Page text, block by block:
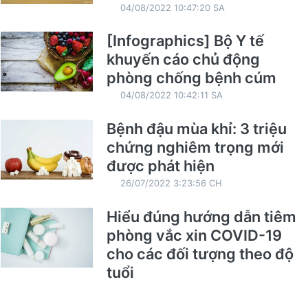
04/08/2022 10:47:20 SA
[Infographics] Bộ Y tế
khuyến cáo chủ động
phòng chống bệnh cúm
04/08/2022 10:42:11 SA
Bệnh đậu mùa khỉ: 3 triệu
chứng nghiêm trọng mới
được phát hiện
26/07/2022 3:23:56 CH
Hiểu đúng hướng dẫn tiêm
phòng vắc xin COVID-19
cho các đối tượng theo độ
tuổi